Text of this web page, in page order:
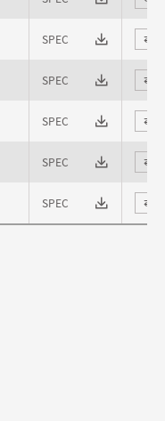
SPEC ⇄
SPEC ⇄
SPEC ⇄
SPEC ⇄
SPEC ⇄